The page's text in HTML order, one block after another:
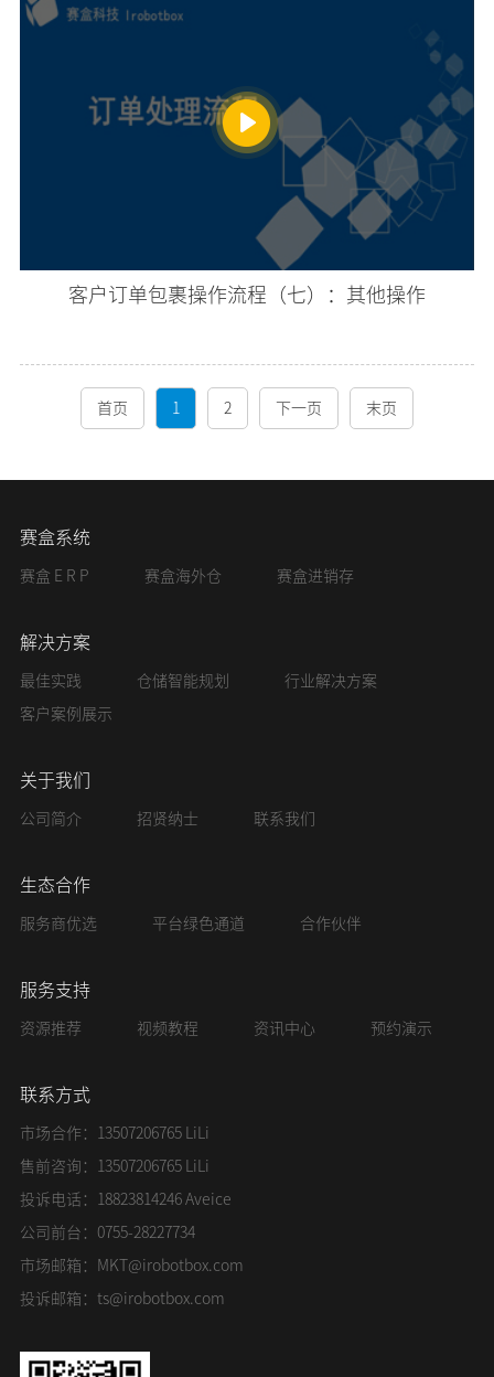
客户订单包裹操作流程（七）：其他操作
首页 1 2 下一页 末页
赛盒系统
赛盒 E R P 赛盒海外仓 赛盒进销存
解决方案
最佳实践 仓储智能规划 行业解决方案
客户案例展示
关于我们
公司简介 招贤纳士 联系我们
生态合作
服务商优选 平台绿色通道 合作伙伴
服务支持
资源推荐 视频教程 资讯中心 预约演示
联系方式
市场合作：13507206765 LiLi
售前咨询：13507206765 LiLi
投诉电话：18823814246 Aveice
公司前台：0755-28227734
市场邮箱： MKT@irobotbox.com
投诉邮箱： ts@irobotbox.com